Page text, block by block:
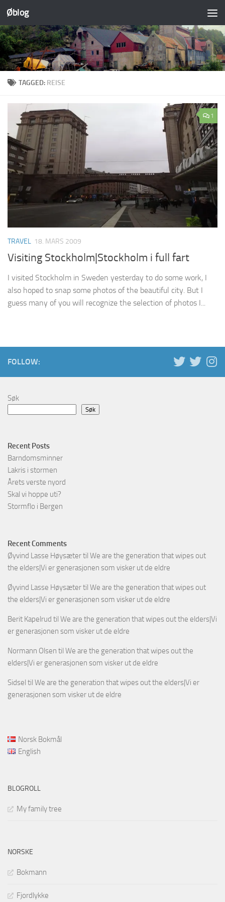
Skip to content
Øblog
TAGGED: REISE
1
TRAVEL 18. MARS 2009
Visiting Stockholm|Stockholm i full fart
I visited Stockholm in Sweden yesterday to do some work, I
also hoped to snap some photos of the beautiful city. But I
guess many of you will recognize the selection of photos I...
FOLLOW:
Søk
Søk
Recent Posts
Barndomsminner
Lakris i stormen
Årets verste nyord
Skal vi hoppe uti?
Stormflo i Bergen
Recent Comments
Øyvind Lasse Høysætertil We are the generation that wipes out
the elders|Vi er generasjonen som visker ut de eldre
Øyvind Lasse Høysætertil We are the generation that wipes out
the elders|Vi er generasjonen som visker ut de eldre
Berit Kapelrud til We are the generation that wipes out the elders|Vi
er generasjonen som visker ut de eldre
Normann Olsen til We are the generation that wipes out the
elders|Vi er generasjonen som visker ut de eldre
Sidsel til We are the generation that wipes out the elders|Vi er
generasjonen som visker ut de eldre
Norsk Bokmål
English
BLOGROLL
My family tree
NORSKE
Bokmann
Fjordlykke